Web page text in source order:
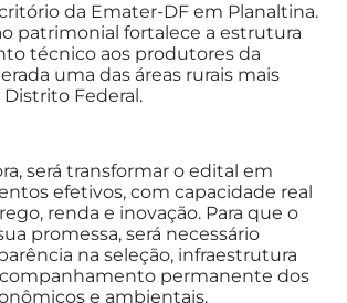
da Emater-DF em Planaltina.
patrimonial fortalece a estrutura
técnico aos produtores da
uma das áreas rurais mais
Federal.
será transformar o edital em
efetivos, com capacidade real
renda e inovação. Para que o
promessa, será necessário
na seleção, infraestrutura
permanente dos
e ambientais.